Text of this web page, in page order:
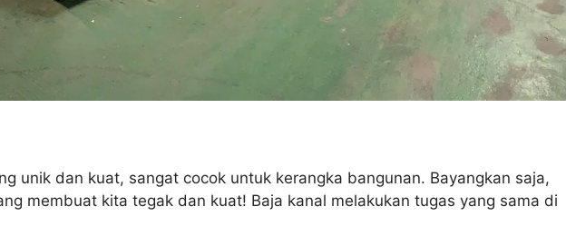
unik dan kuat, sangat cocok untuk kerangka bangunan. Bayangkan saja,
membuat kita tegak dan kuat! Baja kanal melakukan tugas yang sama di